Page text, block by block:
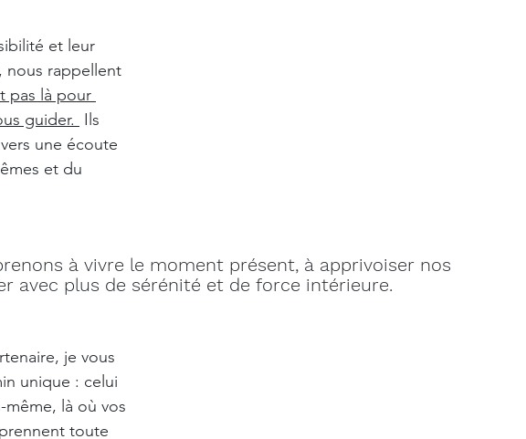
et leur
nous rappellent
pas là pour
guider. Ils
une écoute
et du
à vivre le moment présent, à apprivoiser nos
avec plus de sérénité et de force intérieure.
je vous
unique : celui
là où vos
toute